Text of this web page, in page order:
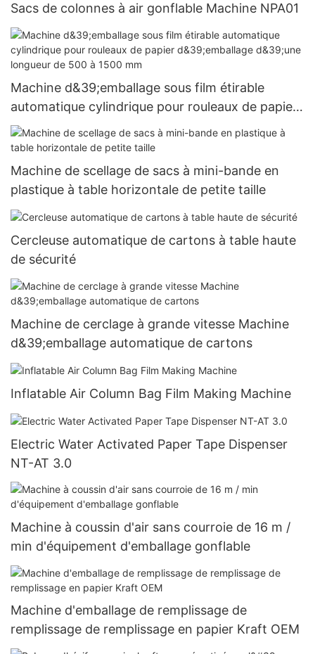
Sacs de colonnes à air gonflable Machine NPA01
Machine d&39;emballage sous film étirable
automatique cylindrique pour rouleaux de papier
d&39;emballage d&39;une longueur de 500 à
1500 mm
Machine de scellage de sacs à mini-bande en
plastique à table horizontale de petite taille
Cercleuse automatique de cartons à table haute
de sécurité
Machine de cerclage à grande vitesse Machine
d&39;emballage automatique de cartons
Inflatable Air Column Bag Film Making Machine
Electric Water Activated Paper Tape Dispenser
NT-AT 3.0
Machine à coussin d'air sans courroie de 16 m /
min d'équipement d'emballage gonflable
Machine d'emballage de remplissage de
remplissage de remplissage en papier Kraft OEM